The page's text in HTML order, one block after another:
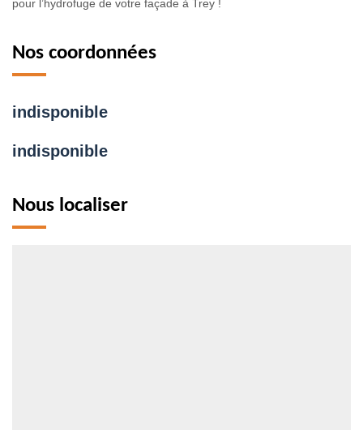
pour l’hydrofuge de votre façade à Trey !
Nos coordonnées
indisponible
indisponible
Nous localiser